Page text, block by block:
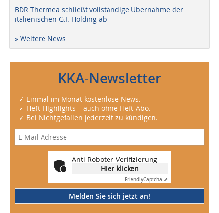
BDR Thermea schließt vollständige Übernahme der
italienischen G.I. Holding ab
» Weitere News
KKA-Newsletter
✓ Einmal im Monat kostenlose News.
✓ Heft-Highlights – auch ohne Heft-Abo.
✓ Bei Nichtgefallen jederzeit zu kündigen.
Anti-Roboter-Verifizierung
Hier klicken
FriendlyCaptcha ⇗
Melden Sie sich jetzt an!